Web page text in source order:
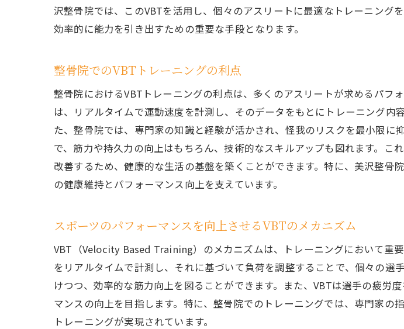
VBTプログラムの具体的な効果とは
美沢整骨院のVBTプログラムの特徴
競技別にカスタマイズされたVBTの提
プログラムの成果を最大限に引き出
VBTと他のトレーニング方法との違い
スポーツパフォーマンス向上に効果的な
整骨院でのトレーニングの流れと内
パフォーマンス向上に必要な要素と
筋力と柔軟性を高めるためのアプロー
科学的根拠に基づくトレーニング実践
個々のニーズに合わせたプログラム
VBTでの整骨院トレーニングが安全で効果
安全性を重視したVBTトレーニング
沢整骨院では、このVBTを活用し、個々のアスリートに最適なトレーニング
効率的に能力を引き出すための重要な手段となります。
整骨院でのVBTトレーニングの利点
整骨院におけるVBTトレーニングの利点は、多くのアスリートが求めるパフ
は、リアルタイムで運動速度を計測し、そのデータをもとにトレーニング
た、整骨院では、専門家の知識と経験が活かされ、怪我のリスクを最小限
で、筋力や持久力の向上はもちろん、技術的なスキルアップも図れます。
改善するため、健康的な生活の基盤を築くことができます。特に、美沢整
の健康維持とパフォーマンス向上を支えています。
スポーツのパフォーマンスを向上させるVBTのメカニズム
VBT（Velocity Based Training）のメカニズムは、トレーニングにおいて重
をリアルタイムで計測し、それに基づいて負荷を調整することで、個々の
けつつ、効率的な筋力向上を図ることができます。また、VBTは選手の疲労
マンスの向上を目指します。特に、整骨院でのトレーニングでは、専門家
トレーニングが実現されています。